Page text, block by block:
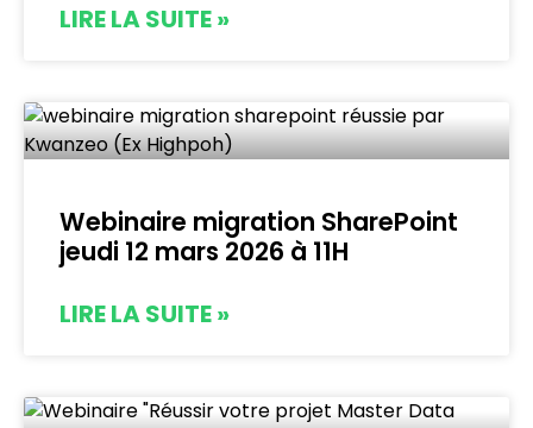
LIRE LA SUITE »
Webinaire migration SharePoint
jeudi 12 mars 2026 à 11H
LIRE LA SUITE »